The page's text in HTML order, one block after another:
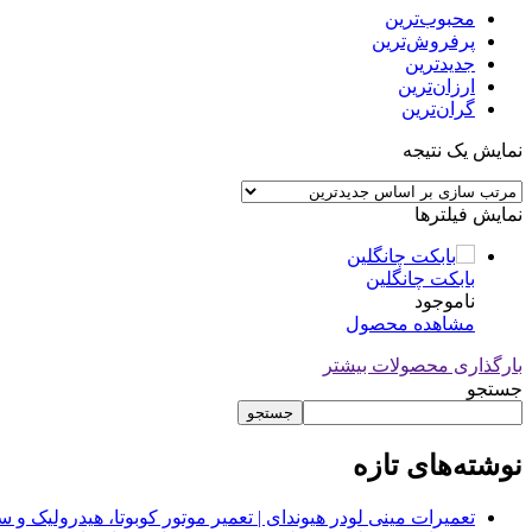
محبوب‌ترین
پرفروش‌ترین
جدیدترین
ارزان‌ترین
گران‌ترین
نمایش یک نتیجه
نمایش فیلترها
بابکت چانگلین
ناموجود
مشاهده محصول
بارگذاری محصولات بیشتر
جستجو
جستجو
نوشته‌های تازه
تعمیرات مینی لودر هیوندای | تعمیر موتور کوبوتا،